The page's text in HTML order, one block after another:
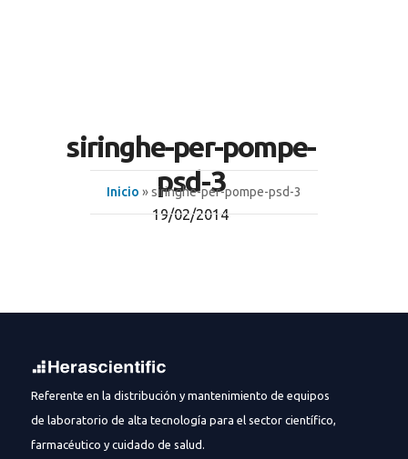
siringhe-per-pompe-
psd-3
19/02/2014
Inicio » siringhe-per-pompe-psd-3
Referente en la distribución y mantenimiento de equipos
de laboratorio de alta tecnología para el sector científico,
farmacéutico y cuidado de salud.